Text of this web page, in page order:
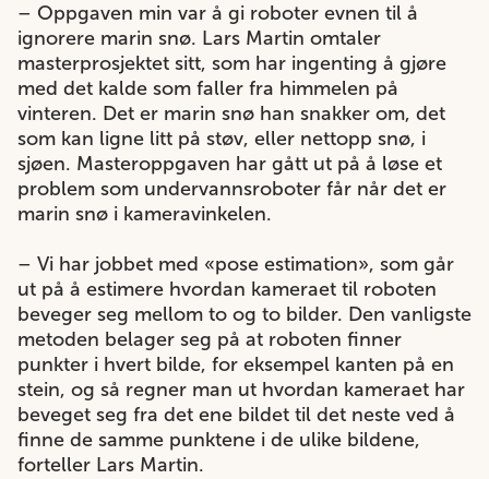
– Oppgaven min var å gi roboter evnen til å
ignorere marin snø. Lars Martin omtaler
masterprosjektet sitt, som har ingenting å gjøre
med det kalde som faller fra himmelen på
vinteren. Det er marin snø han snakker om, det
som kan ligne litt på støv, eller nettopp snø, i
sjøen. Masteroppgaven har gått ut på å løse et
problem som undervannsroboter får når det er
marin snø i kameravinkelen.
– Vi har jobbet med «pose estimation», som går
ut på å estimere hvordan kameraet til roboten
beveger seg mellom to og to bilder. Den vanligste
metoden belager seg på at roboten finner
punkter i hvert bilde, for eksempel kanten på en
stein, og så regner man ut hvordan kameraet har
beveget seg fra det ene bildet til det neste ved å
finne de samme punktene i de ulike bildene,
forteller Lars Martin.